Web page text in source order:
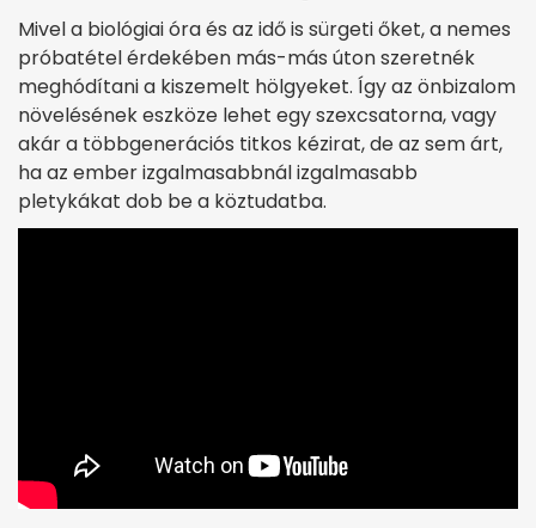
Mivel a biológiai óra és az idő is sürgeti őket, a nemes
próbatétel érdekében más-más úton szeretnék
meghódítani a kiszemelt hölgyeket. Így az önbizalom
növelésének eszköze lehet egy szexcsatorna, vagy
akár a többgenerációs titkos kézirat, de az sem árt,
ha az ember izgalmasabbnál izgalmasabb
pletykákat dob be a köztudatba.